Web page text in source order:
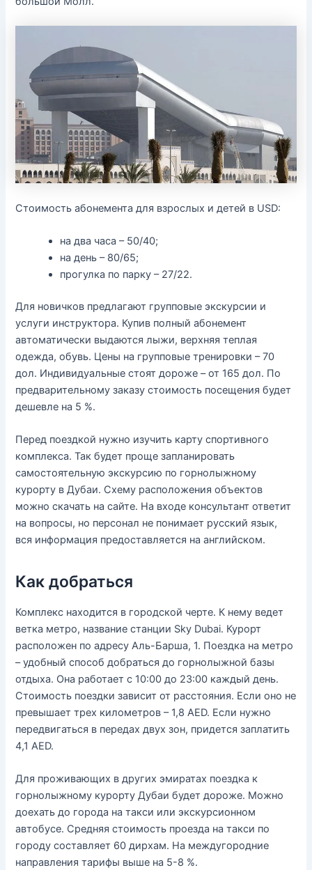
Стоимость абонемента для взрослых и детей в USD:
на два часа – 50/40;
на день – 80/65;
прогулка по парку – 27/22.
Для новичков предлагают групповые экскурсии и
услуги инструктора. Купив полный абонемент
автоматически выдаются лыжи, верхняя теплая
одежда, обувь. Цены на групповые тренировки – 70
дол. Индивидуальные стоят дороже – от 165 дол. По
предварительному заказу стоимость посещения будет
дешевле на 5 %.
Перед поездкой нужно изучить карту спортивного
комплекса. Так будет проще запланировать
самостоятельную экскурсию по горнолыжному
курорту в Дубаи. Схему расположения объектов
можно скачать на сайте. На входе консультант ответит
на вопросы, но персонал не понимает русский язык,
вся информация предоставляется на английском.
Как добраться
Комплекс находится в городской черте. К нему ведет
ветка метро, название станции Sky Dubai. Курорт
расположен по адресу Аль-Барша, 1. Поездка на метро
– удобный способ добраться до горнолыжной базы
отдыха. Она работает с 10:00 до 23:00 каждый день.
Стоимость поездки зависит от расстояния. Если оно не
превышает трех километров – 1,8 AED. Если нужно
передвигаться в передах двух зон, придется заплатить
4,1 AED.
Для проживающих в других эмиратах поездка к
горнолыжному курорту Дубаи будет дороже. Можно
доехать до города на такси или экскурсионном
автобусе. Средняя стоимость проезда на такси по
городу составляет 60 дирхам. На междугородние
направления тарифы выше на 5-8 %.